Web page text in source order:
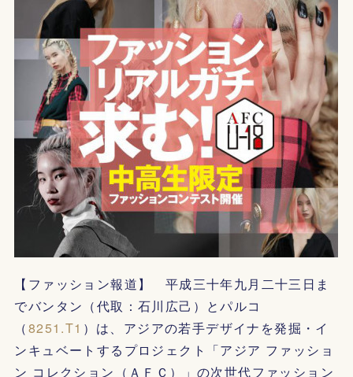
【ファッション報道】 平成三十年九月二十三日ま
でバンタン（代取：石川広己）とパルコ
（8251.T1 ）は、アジアの若手デザイナを発掘・イ
ンキュベートするプロジェクト「アジア ファッショ
ン コレクション（ＡＦＣ）」の次世代ファッション